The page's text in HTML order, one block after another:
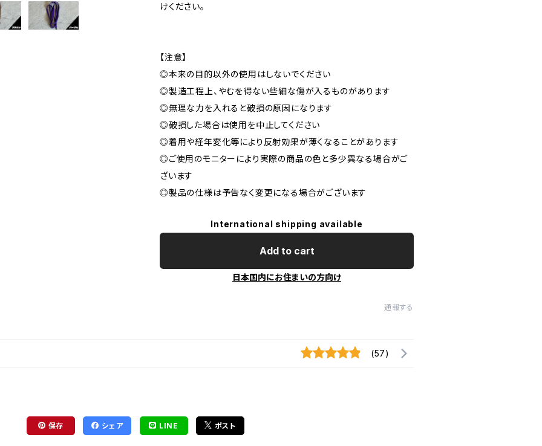
けください。
【注意】
◎本来の目的以外の使用はしないでください
◎製造工程上、やむを得ない些細な傷が入るものがあります
◎無理な力を入れると破損の原因になります
◎破損した場合は使用を中止してください
◎着用や経年変化等により反射効果が薄くなることがあります
◎ご使用のモニターにより実際の商品の色と多少異なる場合がご
ざいます
◎製品の仕様は予告なく変更になる場合がございます
International shipping available
Add to cart
日本国内にお住まいの方向け
通報する
(57)
保存 シェア LINE ポスト